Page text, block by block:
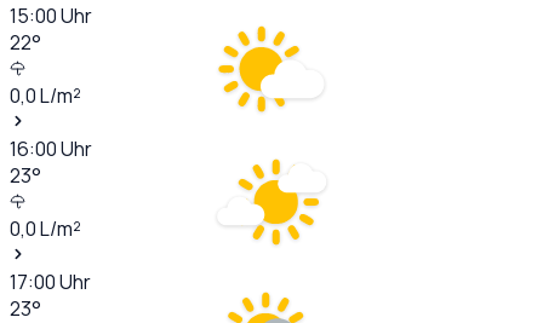
15:00Uhr
22°
0,0L/m²
16:00Uhr
23°
0,0L/m²
17:00Uhr
23°